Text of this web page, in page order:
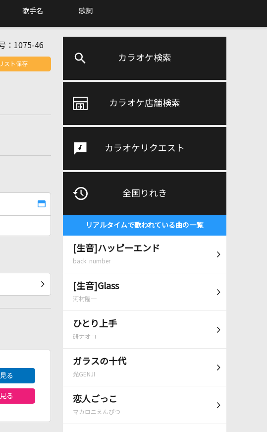
歌手名 歌詞
カラオケ検索
カラオケ店舗検索
カラオケリクエスト
全国りれき
リアルタイムで歌われている曲の一覧
[生音]ハッピーエンド
back number
[生音]Glass
河村隆一
ひとり上手
研ナオコ
ガラスの十代
光GENJI
恋人ごっこ
マカロニえんぴつ
： 1075-46
スト保存
る
る